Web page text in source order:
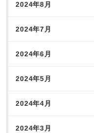
2024年8月
2024年7月
2024年6月
2024年5月
2024年4月
2024年3月